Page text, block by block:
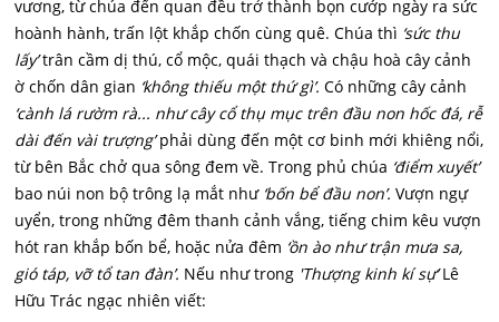
vương, từ chúa đến quan đều trở thành bọn cướp ngày ra sức
hoành hành, trấn lột khắp chốn cùng quê. Chúa thì ‘sức thu
lấy’trân cầm dị thú, cổ mộc, quái thạch và chậu hoà cây cảnh
ờ chốn dân gian ‘không thiếu một thứ gì’. Có những cây cảnh
‘cành lá rườm rà... như cây cổ thụ mục trên đầu non hốc đá, rễ
dài đến vài trượng’phải dùng đến một cơ binh mới khiêng nổi,
từ bên Bắc chở qua sông đem về. Trong phủ chúa ‘điểm xuyết’
bao núi non bộ trông lạ mắt như ‘bốn bể đầu non’. Vượn ngự
uyển, trong những đêm thanh cảnh vắng, tiếng chim kêu vượn
hót ran khắp bốn bể, hoặc nửa đêm ‘ồn ào như trận mưa sa,
gió táp, vỡ tổ tan đàn’. Nếu như trong 'Thượng kinh kí sự’Lê
Hữu Trác ngạc nhiên viết: